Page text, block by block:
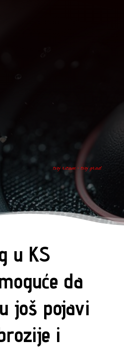
tvoj ritam - tvoj grad
u KS
da
još pojavi
i